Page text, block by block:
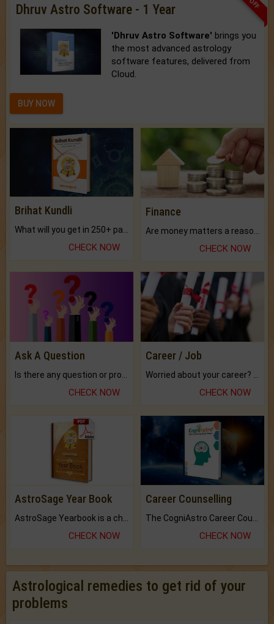
Dhruv Astro Software - 1 Year
'Dhruv Astro Software' brings you
the most advanced astrology
software features, delivered from
Cloud.
BUY NOW
Brihat Kundli
CHECK NOW
Finance
CHECK NOW
Ask A Question
CHECK NOW
Career / Job
CHECK NOW
AstroSage Year Book
CHECK NOW
Career Counselling
CHECK NOW
Astrological remedies to get rid of your
problems